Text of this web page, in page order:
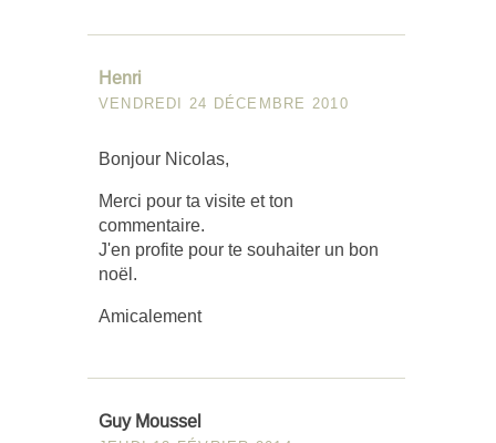
Henri
VENDREDI 24 DÉCEMBRE 2010
Bonjour Nicolas,
Merci pour ta visite et ton
commentaire.
J'en profite pour te souhaiter un bon
noël.
Amicalement
Guy Moussel